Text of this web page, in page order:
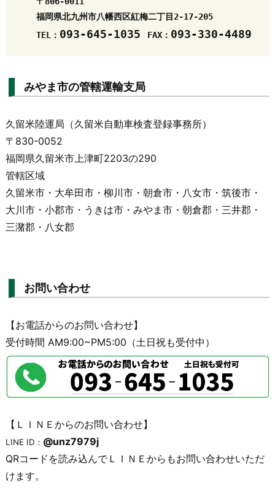
福岡県北九州市八幡西区紅梅二丁目2-17-205
TEL： 093-645-1035 FAX：
みやま市の管轄運輸支局
久留米陸運局（久留米自動車検査登録事務所）
〒830-0052
福岡県久留米市上津町2203の290
管轄区域
久留米市・大牟田市・柳川市・朝倉市・八女市・筑後市・
大川市・小郡市・うきは市・みやま市・朝倉郡・三井郡・
三潴郡・八女郡
お問い合わせ
【お電話からのお問い合わせ】
受付時間 AM9:00~PM5:00（土日祝も受付中）
【ＬＩＮＥからのお問い合わせ】
LINE ID： @unz7979j
QRコードを読み込んでＬＩＮＥからもお問い合わせいただ
けます。